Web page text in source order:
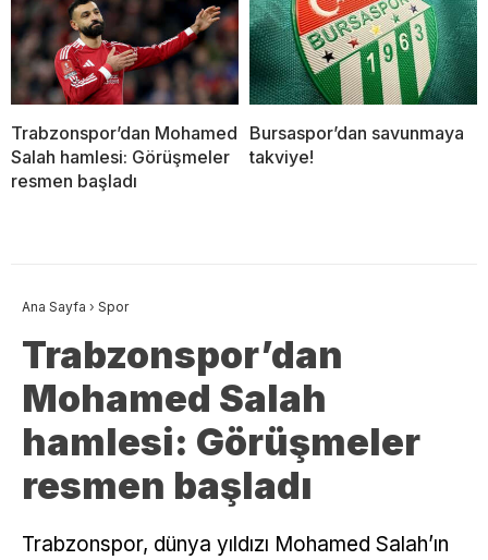
Trabzonspor’dan Mohamed
Salah hamlesi: Görüşmeler
resmen başladı
Bursaspor’dan savunmaya
takviye!
Ana Sayfa › Spor
Trabzonspor’dan
Mohamed Salah
hamlesi: Görüşmeler
resmen başladı
Trabzonspor, dünya yıldızı Mohamed Salah’ın